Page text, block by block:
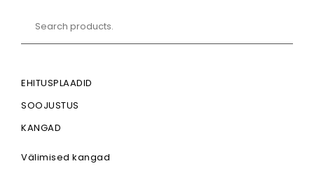
EHITUSPLAADID
SOOJUSTUS
KANGAD
Välimised kangad